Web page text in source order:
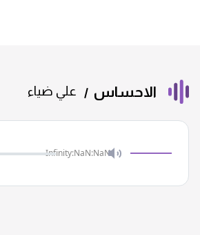
الاحساس علي ضياء
Infinity:NaN:NaN